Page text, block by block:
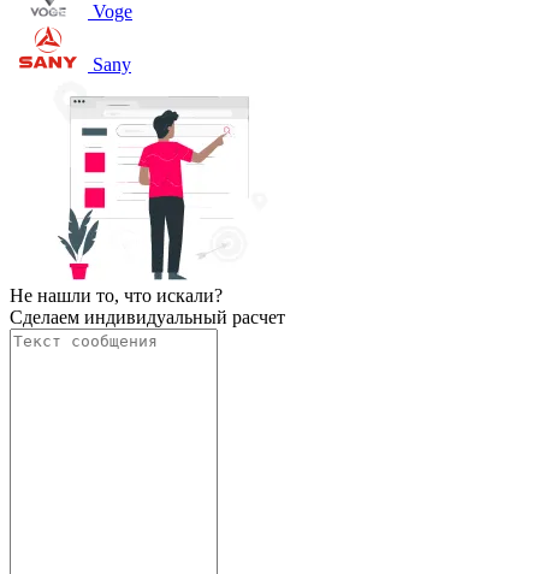
Voge
Sany
Не нашли то, что искали?
Сделаем индивидуальный расчет